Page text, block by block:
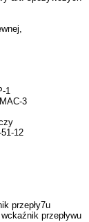
1
3
12
przepły7u
przepływu